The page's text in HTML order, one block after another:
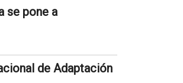
se pone a
de Adaptación